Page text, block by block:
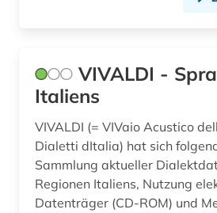
VIVALDI -
Italiens
VIVALDI (= VIVaio Acustico
Dialetti dItalia) hat sich
Sammlung aktueller
Regionen Italiens, Nutzung
Datenträger (CD-ROM) und